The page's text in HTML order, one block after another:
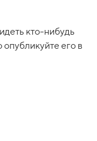
кто-нибудь
опубликуйте его в